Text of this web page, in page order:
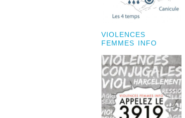
VIOLENCES
FEMMES INFO